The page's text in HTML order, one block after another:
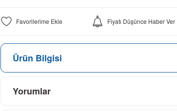
Fiyatı Düşünce Haber Ver
Ürün Bilgisi
Yorumlar